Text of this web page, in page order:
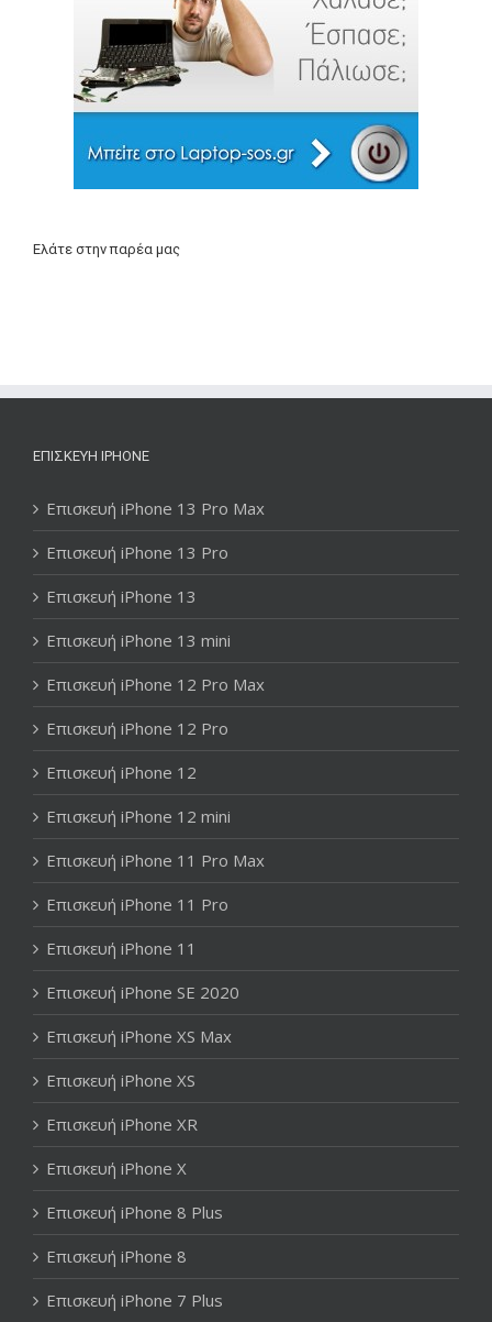
Ελάτε στην παρέα μας
ΕΠΙΣΚΕΥΉ IPHONE
Επισκευή iPhone 13 Pro Max
Επισκευή iPhone 13 Pro
Επισκευή iPhone 13
Επισκευή iPhone 13 mini
Επισκευή iPhone 12 Pro Max
Επισκευή iPhone 12 Pro
Επισκευή iPhone 12
Επισκευή iPhone 12 mini
Επισκευή iPhone 11 Pro Max
Επισκευή iPhone 11 Pro
Επισκευή iPhone 11
Επισκευή iPhone SE 2020
Επισκευή iPhone XS Max
Επισκευή iPhone XS
Επισκευή iPhone XR
Επισκευή iPhone X
Επισκευή iPhone 8 Plus
Επισκευή iPhone 8
Επισκευή iPhone 7 Plus